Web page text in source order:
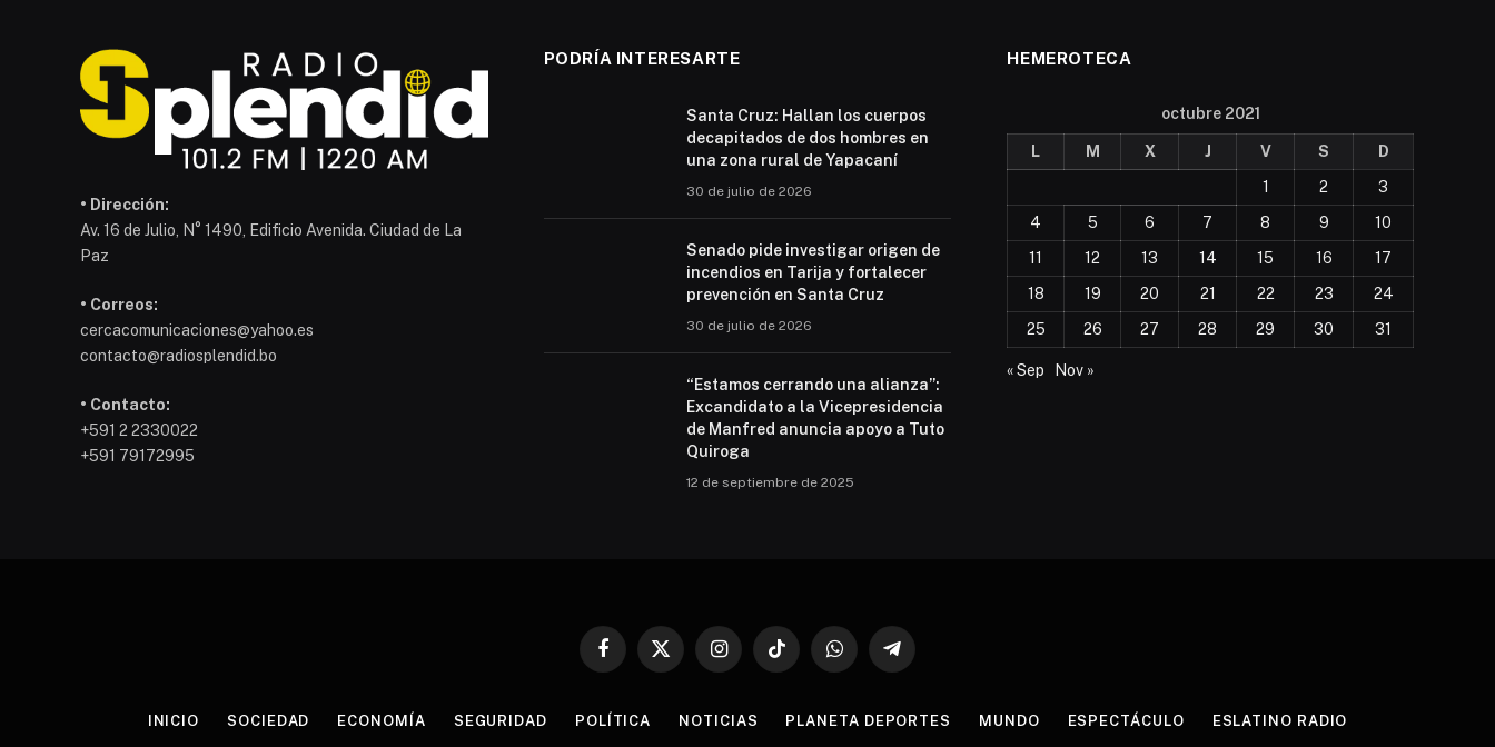
• Dirección:
Av. 16 de Julio, N° 1490, Edificio Avenida. Ciudad de La
Paz
• Correos:
cercacomunicaciones@yahoo.es
contacto@radiosplendid.bo
• Contacto:
+591 2 2330022
+591 79172995
PODRÍA INTERESARTE
Santa Cruz: Hallan los cuerpos
decapitados de dos hombres en
una zona rural de Yapacaní
30 de julio de 2026
Senado pide investigar origen de
incendios en Tarija y fortalecer
prevención en Santa Cruz
30 de julio de 2026
“Estamos cerrando una alianza”:
Excandidato a la Vicepresidencia
de Manfred anuncia apoyo a Tuto
Quiroga
12 de septiembre de 2025
HEMEROTECA
octubre 2021
L M X J V S
D
1
2
3
4
5 6 7 8 9
10
11
12 13 14 15 16
17
18
19 20 21 22 23
24
25
26 27 28 29 30 31
« Sep Nov »
Facebook
X
InstagramTikTok WhatsAppTelegram
INICIO SOCIEDAD ECONOMÍA SEGURIDAD POLÍTICA NOTICIAS PLANETA DEPORTES MUNDO ESPECTÁCULO ESLATINO RADIO